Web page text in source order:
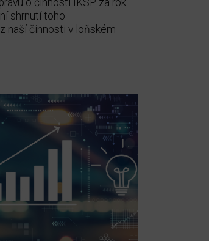
o činnosti IKSP za rok
shrnutí toho
naší činnosti v loňském